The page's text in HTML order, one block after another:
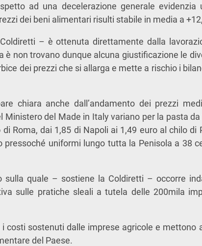
ad una decelerazione generale evidenzia
dei beni alimentari risulti stabile in media a
– è ottenuta direttamente dalla
è non trovano dunque alcuna giustificazione le
dei prezzi che si allarga e mette a rischio i
chiara anche dall’andamento dei prezzi
Ministero del Made in Italy variano per la pasta
Roma, dai 1,85 di Napoli ai 1,49 euro al chilo di
pressoché uniformi lungo tutta la Penisola a 38
sulla quale – sostiene la Coldiretti – occorre
sulle pratiche sleali a tutela delle 200mila
costi sostenuti dalle imprese agricole e mettono
del Paese.